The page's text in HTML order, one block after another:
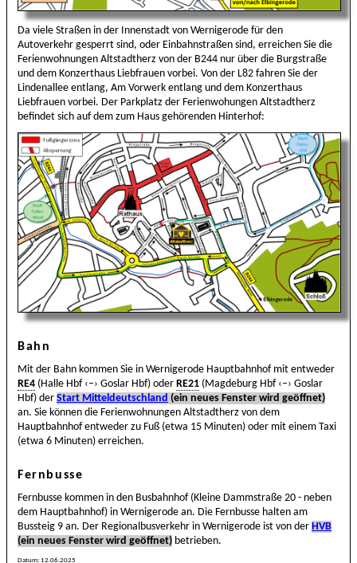
Da viele Straßen in der Innenstadt von Wernigerode für den
Autoverkehr gesperrt sind, oder Einbahnstraßen sind, erreichen Sie die
Ferienwohnungen Altstadtherz von der B244 nur über die Burgstraße
und dem Konzerthaus Liebfrauen vorbei. Von der L82 fahren Sie der
Lindenallee entlang, Am Vorwerk entlang und dem Konzerthaus
Liebfrauen vorbei. Der Parkplatz der Ferienwohungen Altstadtherz
befindet sich auf dem zum Haus gehörenden Hinterhof:
Bahn
Mit der Bahn kommen Sie in Wernigerode Hauptbahnhof mit entweder
RE4 (Halle Hbf ‹–› Goslar Hbf) oder RE21 (Magdeburg Hbf ‹–› Goslar
Hbf) der Start Mitteldeutschland (ein neues Fenster wird geöffnet)
an. Sie können die Ferienwohnungen Altstadtherz von dem
Hauptbahnhof entweder zu Fuß (etwa 15 Minuten) oder mit einem Taxi
(etwa 6 Minuten) erreichen.
Fernbusse
Fernbusse kommen in den Busbahnhof (Kleine Dammstraße 20 - neben
dem Hauptbahnhof) in Wernigerode an. Die Fernbusse halten am
Bussteig 9 an. Der Regionalbusverkehr in Wernigerode ist von der HVB
(ein neues Fenster wird geöffnet) betrieben.
Datum: 12.06.2025